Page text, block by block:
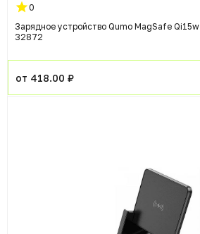
0
Зарядное устройство Qumo MagSafe Qi15w
32872
от 418.00 ₽